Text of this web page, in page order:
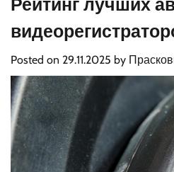
Posted on 29.11.2025 by